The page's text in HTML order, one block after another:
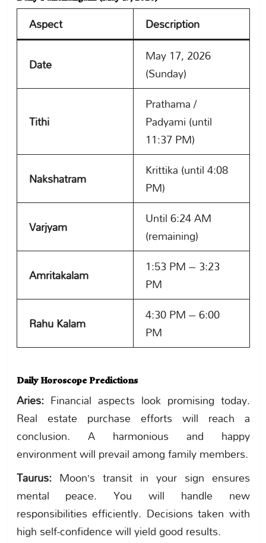
Aspect
Description
Date
May 17, 2026
(Sunday)
Tithi
Prathama /
Padyami (until
11:37 PM)
Nakshatram
Krittika (until 4:08
PM)
Varjyam
Until 6:24 AM
(remaining)
Amritakalam
1:53 PM – 3:23
PM
Rahu Kalam
4:30 PM – 6:00
PM
Daily Horoscope Predictions
Aries:Financial aspects look promising today.
Real estate purchase efforts will reach a
conclusion. A harmonious and happy
environment will prevail among family members.
Taurus:Moon’s transit in your sign ensures
mental peace. You will handle new
responsibilities efficiently. Decisions taken with
high self-confidence will yield good results.